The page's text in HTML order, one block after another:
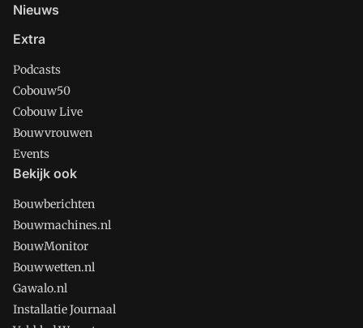
Nieuws
Extra
Podcasts
Cobouw50
Cobouw Live
Bouwvrouwen
Events
Bekijk ook
Bouwberichten
Bouwmachines.nl
BouwMonitor
Bouwwetten.nl
Gawalo.nl
Installatie Journaal